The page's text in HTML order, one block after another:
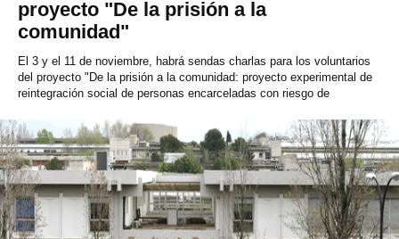
proyecto "De la prisión a la
comunidad"
El 3 y el 11 de noviembre, habrá sendas charlas para los voluntarios
del proyecto "De la prisión a la comunidad: proyecto experimental de
reintegración social de personas encarceladas con riesgo de